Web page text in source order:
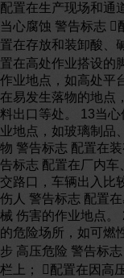
配置在生产现场和通
当心腐蚀 警告标志 
置在存放和装卸酸、
置在高处作业搭设的
作业地点，如高处平
在易发生落物的地点
料出口等处。 13当
业地点，如玻璃制品
物 警告标志 配置在
告标志 配置在厂内车
交路口，车辆出入比
伤人 警告标志 配置
械 伤害的作业地点。
的危险场所，如可燃
步 高压危险 警告标
栏上； 配置在因高